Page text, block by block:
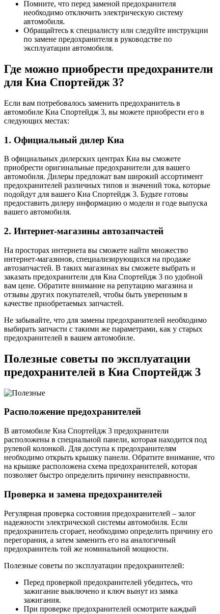
Помните, что перед заменой предохранителя
необходимо отключить электрическую систему
автомобиля.
Обращайтесь к специалисту или следуйте инструкции
по замене предохранителя в руководстве по
эксплуатации автомобиля.
Где можно приобрести предохранители
для Киа Спортейдж 3?
Если вам потребовалось заменить предохранитель в
автомобиле Киа Спортейдж 3, вы можете приобрести его в
следующих местах:
1. Официальный дилер Киа
В официальных дилерских центрах Киа вы сможете
приобрести оригинальные предохранители для вашего
автомобиля. Дилеры предложат вам широкий ассортимент
предохранителей различных типов и значений тока, которые
подойдут для вашего Киа Спортейдж 3. Будьте готовы
предоставить дилеру информацию о модели и годе выпуска
вашего автомобиля.
2. Интернет-магазины автозапчастей
На просторах интернета вы сможете найти множество
интернет-магазинов, специализирующихся на продаже
автозапчастей. В таких магазинах вы сможете выбрать и
заказать предохранители для Киа Спортейдж 3 по удобной
вам цене. Обратите внимание на репутацию магазина и
отзывы других покупателей, чтобы быть уверенным в
качестве приобретаемых запчастей.
Не забывайте, что для замены предохранителей необходимо
выбирать запчасти с такими же параметрами, как у старых
предохранителей в вашем автомобиле.
Полезные советы по эксплуатации
предохранителей в Киа Спортейдж 3
Расположение предохранителей
В автомобиле Киа Спортейдж 3 предохранители
расположены в специальной панели, которая находится под
рулевой колонкой. Для доступа к предохранителям
необходимо открыть крышку панели. Обратите внимание, что
на крышке расположена схема предохранителей, которая
позволяет быстро определить причину неисправности.
Проверка и замена предохранителей
Регулярная проверка состояния предохранителей – залог
надежности электрической системы автомобиля. Если
предохранитель сгорает, необходимо определить причину его
перегорания, а затем заменить его на аналогичный
предохранитель той же номинальной мощности.
Полезные советы по эксплуатации предохранителей:
Перед проверкой предохранителей убедитесь, что
зажигание выключено и ключ вынут из замка
зажигания.
При проверке предохранителей осмотрите каждый